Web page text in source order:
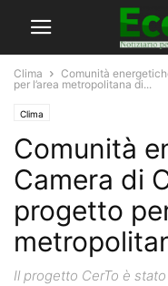
Clima
Comunità
per l’area metropolitana di...
Clima
Comunità
Camera di
progetto
Il progetto CerTo è